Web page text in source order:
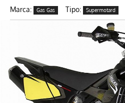
Marca: Gas Gas Tipo: Supermotard